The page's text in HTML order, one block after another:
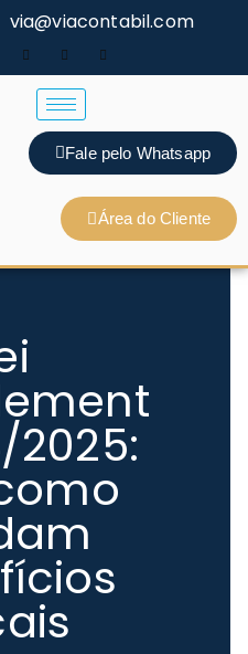
via@viacontabil.com
Fale pelo Whatsapp
Área do Cliente
2025: